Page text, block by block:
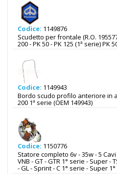
Codice: 1149876
Scudetto per frontale (R.O.
200 - PK 50 - PK 125 (1ª serie) PK
Codice: 1149943
Bordo scudo profilo anteriore in
200 1ª serie (OEM 149943)
Codice: 1150776
Statore completo 6v - 35w - 5
VNB - GT - GTR 1° serie - Super -
- GL - Sprint - C 1° serie - Super